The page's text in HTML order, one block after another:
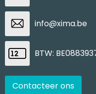
info@xima.be
BTW:
Contacteer ons